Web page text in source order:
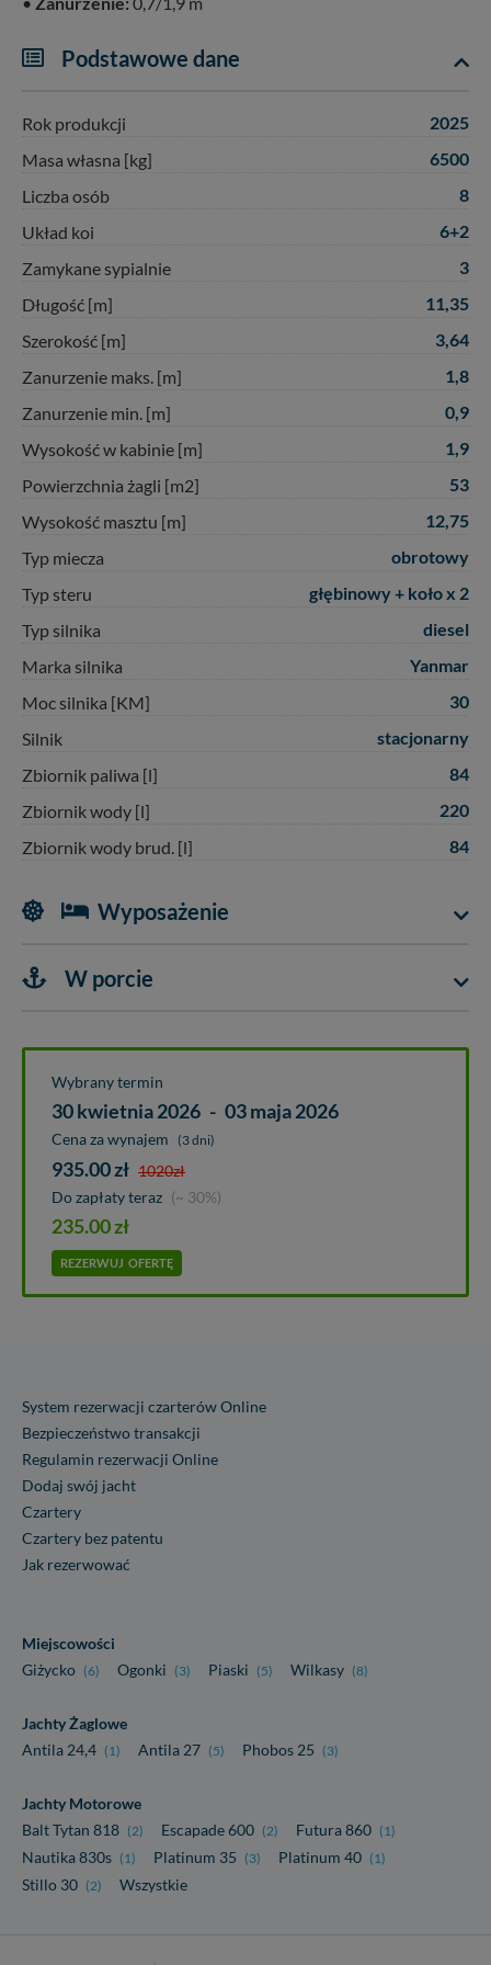
Podstawowe dane
Rok produkcji
2025
Masa własna [kg]
6500
Liczba osób
8
Układ koi
6+2
Zamykane sypialnie
3
Długość [m]
11,35
Szerokość [m]
3,64
Zanurzenie maks. [m]
1,8
Zanurzenie min. [m]
0,9
Wysokość w kabinie [m]
1,9
Powierzchnia żagli [m2]
53
Wysokość masztu [m]
12,75
Typ miecza
obrotowy
Typ steru
głębinowy + koło x 2
Typ silnika
diesel
Marka silnika
Yanmar
Moc silnika [KM]
30
Silnik
stacjonarny
Zbiornik paliwa [l]
84
Zbiornik wody [l]
220
Zbiornik wody brud. [l]
84
Wyposażenie
W porcie
Wybrany termin
30 kwietnia 2026 - 03 maja 2026
Cena za wynajem (3 dni)
935.00zł 1020zł
Do zapłaty teraz (~ 30%)
235.00zł
REZERWUJ OFERTĘ
System rezerwacji czarterów Online
Bezpieczeństwo transakcji
Regulamin rezerwacji Online
Dodaj swój jacht
Czartery
Czartery bez patentu
Jak rezerwować
Miejscowości
Giżycko (6) Ogonki (3) Piaski (5) Wilkasy (8)
Jachty Żaglowe
Antila 24,4 (1) Antila 27 (5) Phobos 25 (3)
Jachty Motorowe
Balt Tytan 818 (2) Escapade 600 (2) Futura 860 (1)
Nautika 830s (1) Platinum 35 (3) Platinum 40 (1)
Stillo 30 (2) Wszystkie